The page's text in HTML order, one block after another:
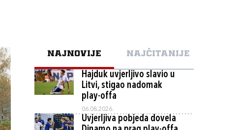
NAJNOVIJE NAJČITANIJE
Hajduk uvjerljivo slavio u
Litvi, stigao nadomak
play-offa
06.08.2026.
Uvjerljiva pobjeda dovela